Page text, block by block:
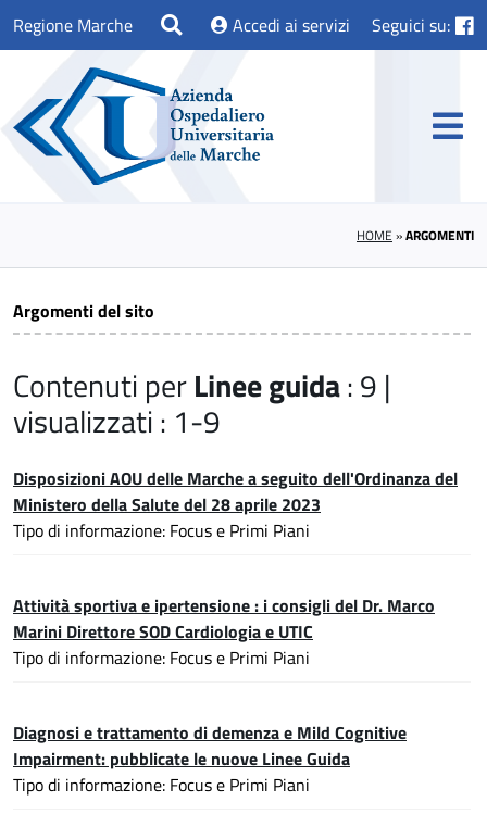
Regione Marche Accedi ai servizi Seguici su:
HOME »ARGOMENTI
Argomenti del sito
Contenuti perLinee guida: 9 |
visualizzati : 1-9
Disposizioni AOU delle Marche a seguito dell'Ordinanza del
Ministero della Salute del 28 aprile 2023
Tipo di informazione: Focus e Primi Piani
Attività sportiva e ipertensione : i consigli del Dr. Marco
Marini Direttore SOD Cardiologia e UTIC
Tipo di informazione: Focus e Primi Piani
Diagnosi e trattamento di demenza e Mild Cognitive
Impairment: pubblicate le nuove Linee Guida
Tipo di informazione: Focus e Primi Piani